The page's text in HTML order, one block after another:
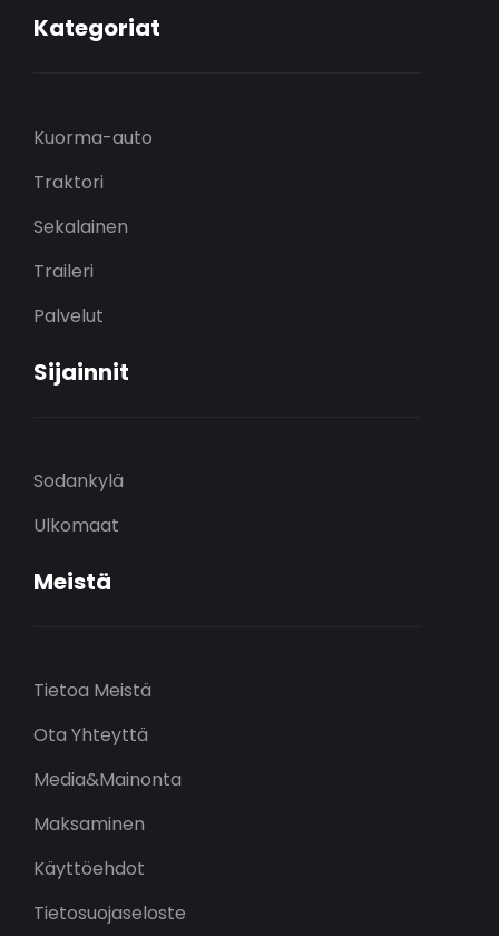
Kategoriat
Kuorma-auto
Traktori
Sekalainen
Traileri
Palvelut
Sijainnit
Sodankylä
Ulkomaat
Meistä
Tietoa Meistä
Ota Yhteyttä
Media&Mainonta
Maksaminen
Käyttöehdot
Tietosuojaseloste